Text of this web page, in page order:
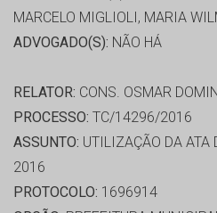
MARCELO MIGLIOLI, MARIA
ADVOGADO(S): NÃO HÁ
RELATOR: CONS. OSMAR
PROCESSO: TC/14296/2016
ASSUNTO: UTILIZAÇÃO DA ATA
2016
PROTOCOLO: 1696914